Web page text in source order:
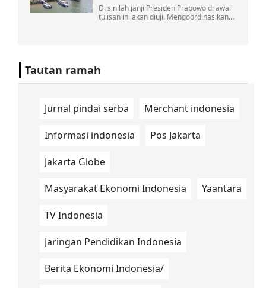
Di sinilah janji Presiden Prabowo di awal
tulisan ini akan diuji. Mengoordinasikan
Tautan ramah
Jurnal pindai serba Merchant indonesia
Informasi indonesia Pos Jakarta
Jakarta Globe
Masyarakat Ekonomi Indonesia Yaantara
TV Indonesia
Jaringan Pendidikan Indonesia
Berita Ekonomi Indonesia/